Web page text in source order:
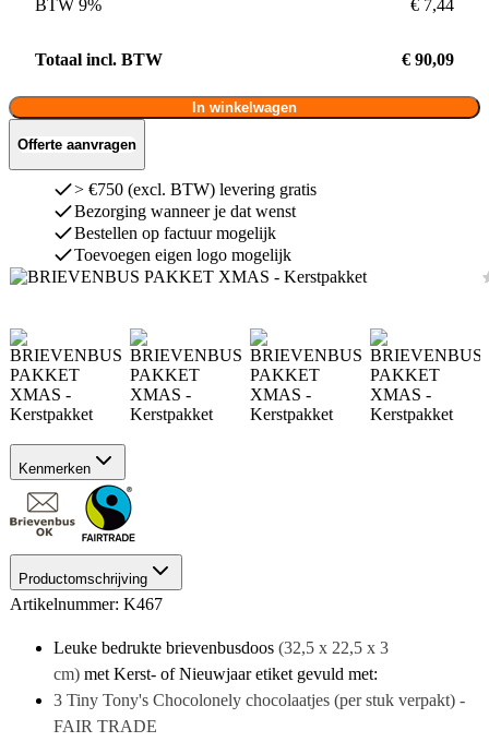
BTW 9% € 7,44
Totaal incl. BTW € 90,09
In winkelwagen
Offerte aanvragen
> €750 (excl. BTW) levering gratis
Bezorging wanneer je dat wenst
Bestellen op factuur mogelijk
Toevoegen eigen logo mogelijk
Kenmerken
Productomschrijving
Artikelnummer: K467
Leuke bedrukte brievenbusdoos (32,5 x 22,5 x 3
cm) met Kerst- of Nieuwjaar etiket gevuld met:
3 Tiny Tony's Chocolonely chocolaatjes (per stuk verpakt) -
FAIR TRADE